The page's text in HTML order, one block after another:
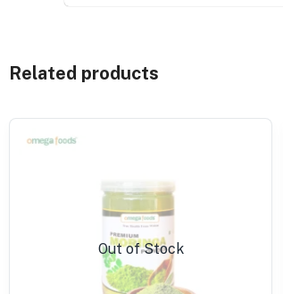
Related products
Out of Stock